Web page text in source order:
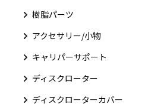
樹脂パーツ
アクセサリー/小物
キャリパーサポート
ディスクローター
ディスクローターカバー